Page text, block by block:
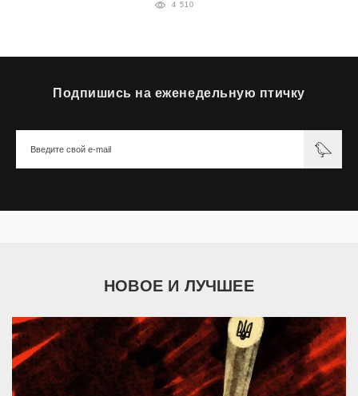
4 510
Подпишись на еженедельную птичку
НОВОЕ И ЛУЧШЕЕ